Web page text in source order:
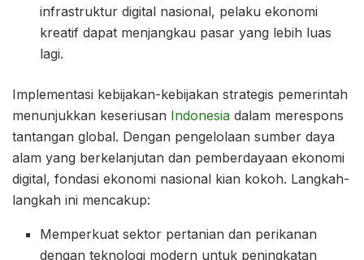
infrastruktur digital nasional, pelaku ekonomi
kreatif dapat menjangkau pasar yang lebih luas
lagi.
Implementasi kebijakan-kebijakan strategis pemerintah
menunjukkan keseriusan Indonesia dalam merespons
tantangan global. Dengan pengelolaan sumber daya
alam yang berkelanjutan dan pemberdayaan ekonomi
digital, fondasi ekonomi nasional kian kokoh. Langkah-
langkah ini mencakup:
Memperkuat sektor pertanian dan perikanan
dengan teknologi modern untuk peningkatan